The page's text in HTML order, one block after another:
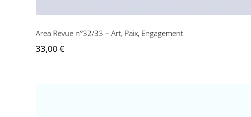
Area Revue n°32/33 – Art, Paix, Engagement
33,00 €